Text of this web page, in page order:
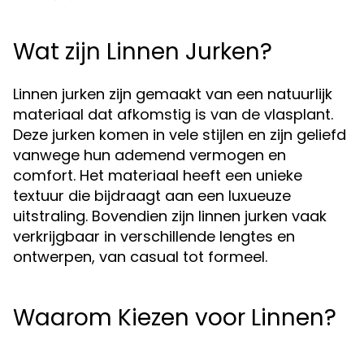
Wat zijn Linnen Jurken?
Linnen jurken zijn gemaakt van een natuurlijk
materiaal dat afkomstig is van de vlasplant.
Deze jurken komen in vele stijlen en zijn geliefd
vanwege hun ademend vermogen en
comfort. Het materiaal heeft een unieke
textuur die bijdraagt aan een luxueuze
uitstraling. Bovendien zijn linnen jurken vaak
verkrijgbaar in verschillende lengtes en
ontwerpen, van casual tot formeel.
Waarom Kiezen voor Linnen?